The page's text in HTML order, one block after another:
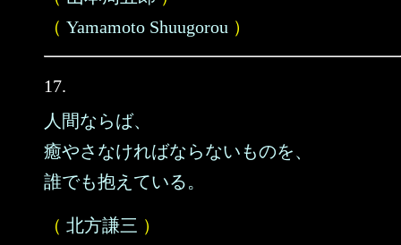
（ Yamamoto Shuugorou ）
17.
人間ならば、
癒やさなければならないものを、
誰でも抱えている。
（ 北方謙三 ）